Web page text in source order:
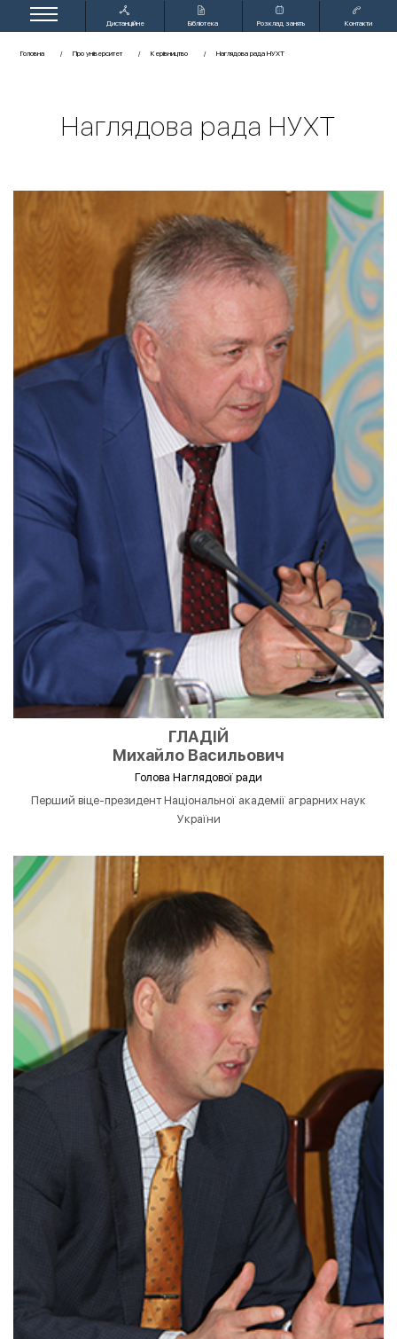
Дистанційне
Бібліотека Розклад занять Контакти
Головна Про університет Керівництво Наглядова рада НУХТ
Наглядова рада НУХТ
ГЛАДІЙ
Михайло Васильович
Голова Наглядової ради
Перший віце-президент Національної академії аграрних наук
України